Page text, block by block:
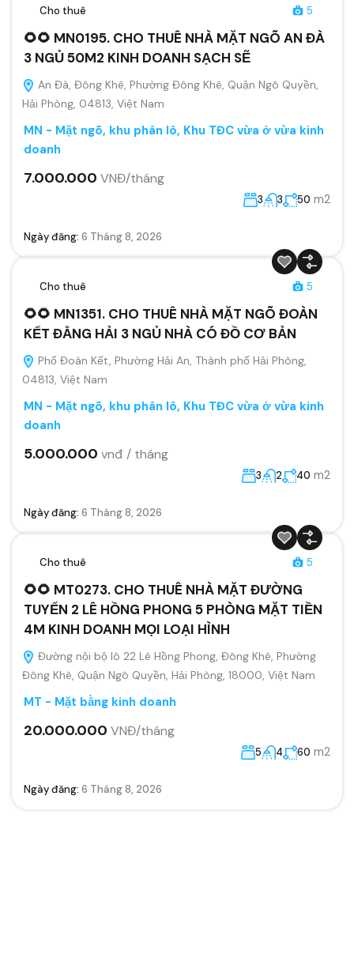
Cho thuê 5
🌻🌻 MN0195. CHO THUÊ NHÀ MẶT NGÕ AN ĐÀ
3 NGỦ 50M2 KINH DOANH SẠCH SẼ
An Đà, Đông Khê, Phường Đông Khê, Quận Ngô Quyền,
Hải Phòng, 04813, Việt Nam
MN - Mặt ngõ, khu phân lô, Khu TĐC vừa ở vừa kinh
doanh
7.000.000 VNĐ/tháng
3 3 50 m2
Ngày đăng: 6 Tháng 8, 2026
Cho thuê 5
🌻🌻 MN1351. CHO THUÊ NHÀ MẶT NGÕ ĐOÀN
KẾT ĐẰNG HẢI 3 NGỦ NHÀ CÓ ĐỒ CƠ BẢN
Phố Đoàn Kết, Phường Hải An, Thành phố Hải Phòng,
04813, Việt Nam
MN - Mặt ngõ, khu phân lô, Khu TĐC vừa ở vừa kinh
doanh
5.000.000 vnđ / tháng
3 2 40 m2
Ngày đăng: 6 Tháng 8, 2026
Cho thuê 5
🌻🌻 MT0273. CHO THUÊ NHÀ MẶT ĐƯỜNG
TUYẾN 2 LÊ HỒNG PHONG 5 PHÒNG MẶT TIỀN
4M KINH DOANH MỌI LOẠI HÌNH
Đường nội bộ lô 22 Lê Hồng Phong, Đông Khê, Phường
Đông Khê, Quận Ngô Quyền, Hải Phòng, 18000, Việt Nam
MT - Mặt bằng kinh doanh
20.000.000 VNĐ/tháng
5 4 60 m2
Ngày đăng: 6 Tháng 8, 2026